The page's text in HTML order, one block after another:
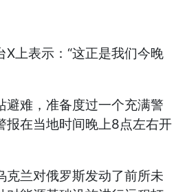
X上表示：“这正是我们今晚
避难，准备度过一个充满警
报在当地时间晚上8点左右开
克兰对俄罗斯发动了前所未